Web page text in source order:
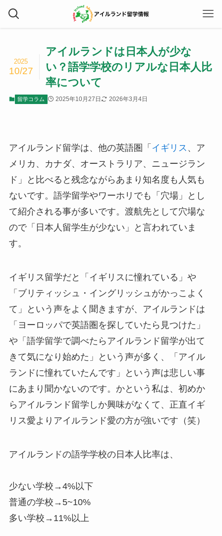
アイルランドは日本人が少な
い？語学学校のリアルな日本人比
率について
2025
10/27
留学コラム 2025年10月27日 2026年3月4日
アイルランド留学は、他の英語圏「 イギリス 、ア
メリカ、カナダ、オーストラリア、ニュージラン
ド」と比べると残念ながらあまり知名度も人気も
ないです。語学留学やワーホリでも「穴場」とし
て紹介される事が多いです。渡航先として穴場な
ので「日本人留学生が少ない」と言われていま
す。
イギリス留学だと「イギリスに憧れている」や
「ブリティッシュ・イングリッシュがかっこよく
て」という声をよく聞きますが、アイルランドは
「ヨーロッパで英語圏を探していたら見つけた」
や「語学留学で調べたらアイルランド留学が出て
きて気になり始めた」という声が多く、「アイル
ランドに憧れていたんです」という声は悲しい事
にあまり聞かないのです。かという私は、初めか
らアイルランド留学しか興味がなくて、正直イギ
リス愛よりアイルランド愛の方が強いです（笑）
アイルランドの語学学校の日本人比率は、
少ない学校→4%以下
普通の学校→5~10%
多い学校→11%以上